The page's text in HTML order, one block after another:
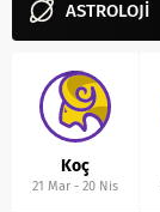
ASTROLOJİ
Koç
21 Mar -20 Nis